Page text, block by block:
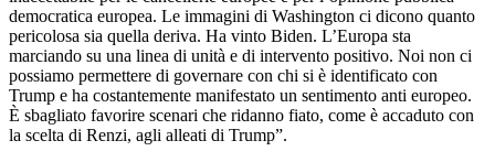
democratica europea. Le immagini di Washington ci dicono quanto
pericolosa sia quella deriva. Ha vinto Biden. L’Europa sta
marciando su una linea di unità e di intervento positivo. Noi non ci
possiamo permettere di governare con chi si è identificato con
Trump e ha costantemente manifestato un sentimento anti europeo.
È sbagliato favorire scenari che ridanno fiato, come è accaduto con
la scelta di Renzi, agli alleati di Trump”.